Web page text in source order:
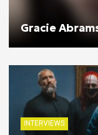
Gracie
INTERVIEWS